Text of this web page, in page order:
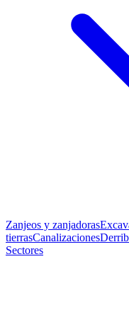
Zanjeos y zanjadoras
tierrasCanalizaciones
Sectores